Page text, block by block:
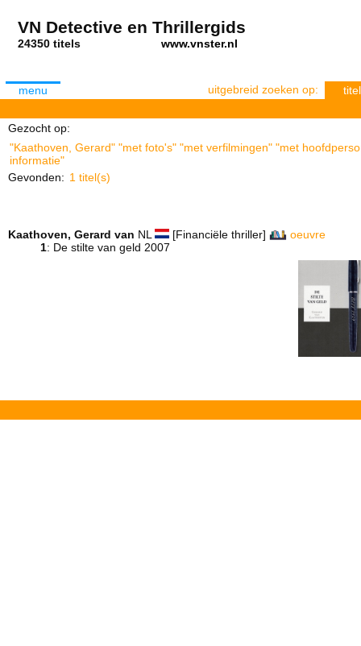
VN Detective en Thrillergids
24350 titels www.vnster.nl
menu uitgebreid zoeken op: titel
Gezocht op:
"Kaathoven, Gerard" "met foto's" "met verfilmingen" "met
informatie"
Gevonden: 1 titel(s)
Kaathoven, Gerard van NL [Financiële thriller]
oeuvre
1: De stilte van geld 2007